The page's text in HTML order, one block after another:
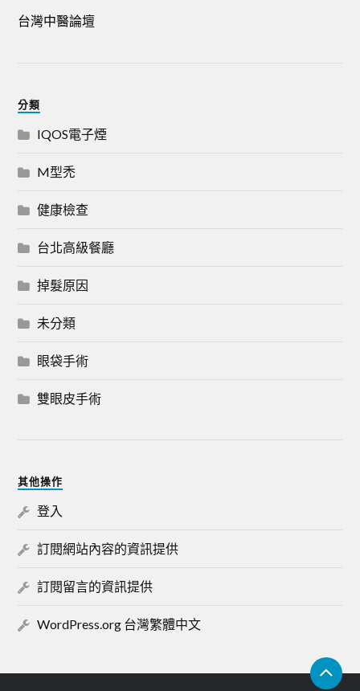
台灣中醫論壇
分類
IQOS電子煙
M型禿
健康檢查
台北高級餐廳
掉髮原因
未分類
眼袋手術
雙眼皮手術
其他操作
登入
訂閱網站內容的資訊提供
訂閱留言的資訊提供
WordPress.org 台灣繁體中文